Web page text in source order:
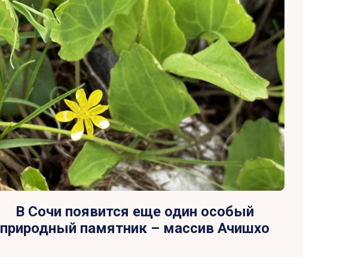
В Сочи появится еще один особый
природный памятник – массив Ачишхо